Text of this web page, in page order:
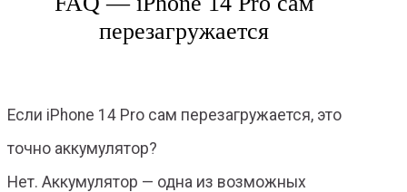
перезагружается
Если iPhone 14 Pro сам перезагружается, это
точно аккумулятор?
Нет. Аккумулятор — одна из возможных